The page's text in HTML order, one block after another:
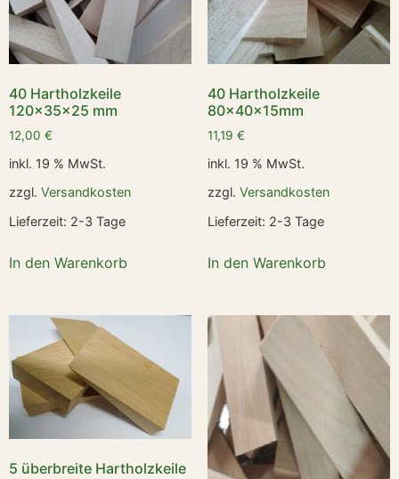
40 Hartholzkeile
120x35x25 mm
12,00 €
inkl. 19 % MwSt.
zzgl. Versandkosten
Lieferzeit: 2-3 Tage
In den Warenkorb
40 Hartholzkeile
80x40x15mm
11,19 €
inkl. 19 % MwSt.
zzgl. Versandkosten
Lieferzeit: 2-3 Tage
In den Warenkorb
5 überbreite Hartholzkeile